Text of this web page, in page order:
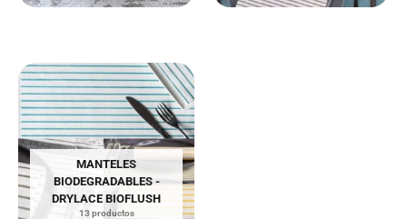
MANTELES
BIODEGRADABLES -
DRYLACE BIOFLUSH
13 productos